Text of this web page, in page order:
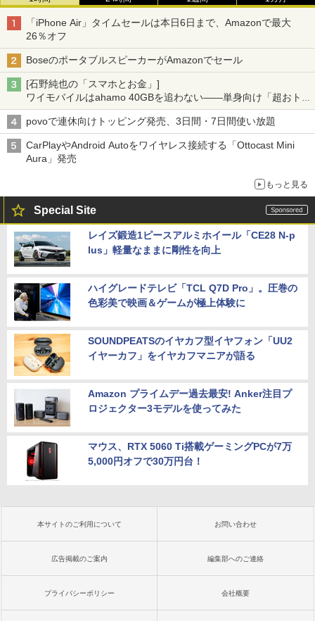
「iPhone Air」タイムセールは本日6日まで、Amazonで最大
26％オフ
BoseのポータブルスピーカーがAmazonでセール
[石野純也の「スマホとお金」]
ワイモバイルはahamo 40GBを追わない――単身向け「超おトク
割」の安さと1年限定の注意点
povoで連休向けトッピング発売、3日間・7日間使い放題
CarPlayやAndroid Autoをワイヤレス接続する「Ottocast Mini
Aura」発売
もっと見る
Special Site
レイズ鍛造1ピースアルミホイール「CE28 N-p
lus」軽量なままに剛性を向上
ハイグレードテレビ「TCL Q7D Pro」。圧巻の
色彩美で映画＆ゲームが極上体験に
SOUNDPEATSのイヤカフ型イヤフォン「UU2
イヤーカフ」をイヤカフマニアが語る
Amazon プライムデー過去最安! Anker注目プ
ロジェクター3モデルを使ってみた
マウス、RTX 5060 Ti搭載ゲーミングPCが7万
5,000円オフで30万円台！
本サイトのご利用について お問い合わせ
広告掲載のご案内 編集部へのご連絡
プライバシーポリシー 会社概要